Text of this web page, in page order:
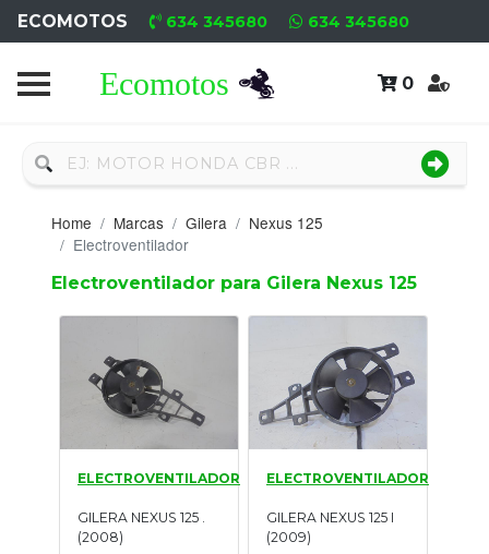
ECOMOTOS 634 345680 634 345680
0
Home
Nuevo
Neumáticos
Campa
Nuevos
Motores
Usados
Tasaciones
Home Marcas Gilera
Nexus 125
Electroventilador
Electroventilador para Gilera Nexus 125
ELECTROVENTILADOR
GILERA NEXUS 125 .
(2008)
ELECTROVENTILADOR
GILERA NEXUS 125 I
(2009)